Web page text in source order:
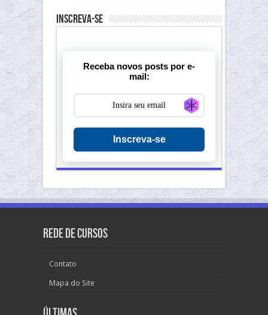
Inscreva-se
Receba novos posts por e-
mail:
Generate new
Inscreva-se
Rede de Cursos
Contato
Mapa do Site